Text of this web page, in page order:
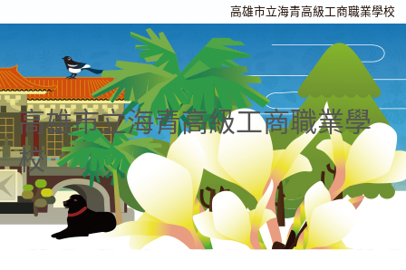
高雄市立海青高級工商職業學校
高雄市立海青高級工商職業學
校